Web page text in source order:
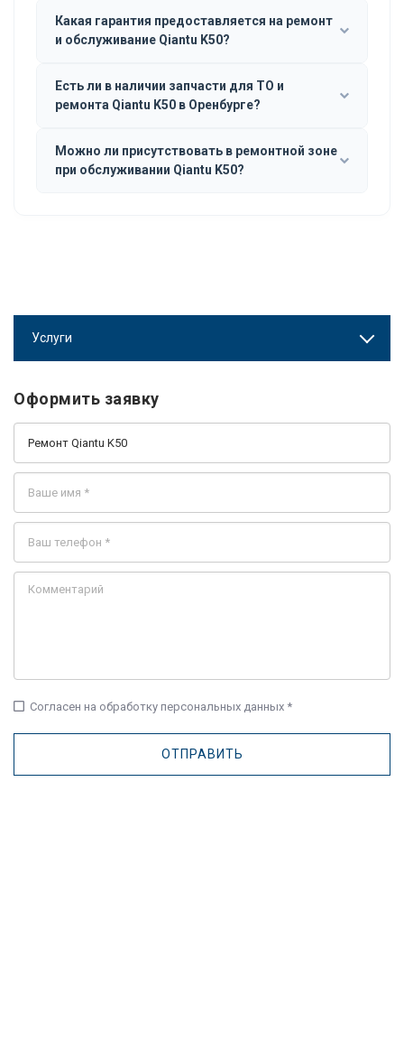
Какая гарантия предоставляется на ремонт
и обслуживание Qiantu K50?
Есть ли в наличии запчасти для ТО и
ремонта Qiantu K50 в Оренбурге?
Можно ли присутствовать в ремонтной зоне
при обслуживании Qiantu K50?
Услуги
Оформить заявку
check_box_outline_blank Согласен на обработку персональных данных *